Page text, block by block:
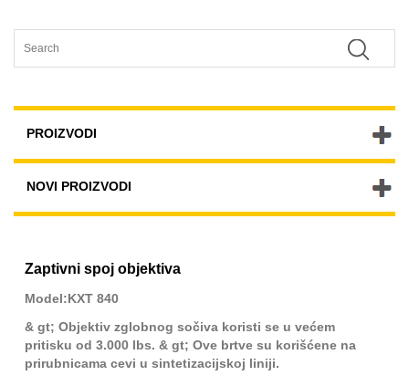
PROIZVODI
NOVI PROIZVODI
Zaptivni spoj objektiva
Model:KXT 840
& gt; Objektiv zglobnog sočiva koristi se u većem
pritisku od 3.000 lbs. & gt; Ove brtve su korišćene na
prirubnicama cevi u sintetizacijskoj liniji.